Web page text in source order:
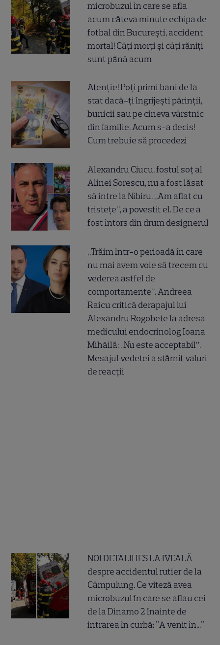
microbuzul în care se afla
acum câteva minute echipa de
fotbal din București, accident
mortal! Câți morți și câți răniți
sunt până acum
Atenție! Poți primi bani de la
stat dacă-ți îngrijești părinții,
bunicii sau pe cineva vârstnic
din familie. Acum s-a decis!
Cum trebuie să procedezi
Alexandru Ciucu, fostul soț al
Alinei Sorescu, nu a fost lăsat
să intre la Nibiru. „Am aflat cu
tristețe”, a povestit el. De ce a
fost întors din drum designerul
„Trăim într-o perioadă în care
nu mai avem voie să trecem cu
vederea astfel de
comportamente”. Andreea
Raicu critică derapajul lui
Alexandru Rogobete la adresa
medicului endocrinolog Ioana
Mihăilă: „Nu este acceptabil”.
Mesajul vedetei a stârnit valuri
de reacții
NOI DETALII IES LA IVEALĂ
despre accidentul rutier de la
Câmpulung. Ce viteză avea
microbuzul în care se aflau cei
de la Dinamo 2 înainte de
intrarea în curbă: "A venit în..."